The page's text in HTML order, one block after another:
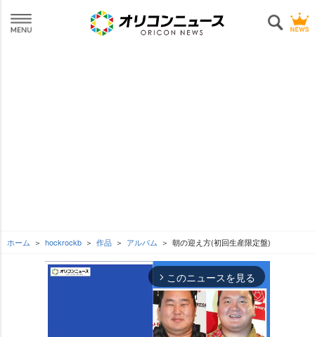
ホーム hockrockb 作品 アルバム 朝の迎え方(初回生産限定盤)
arrow_forward_ios このニュースを見る